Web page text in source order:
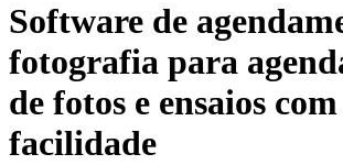
Software de
fotografia para
de fotos e ensaios com
facilidade